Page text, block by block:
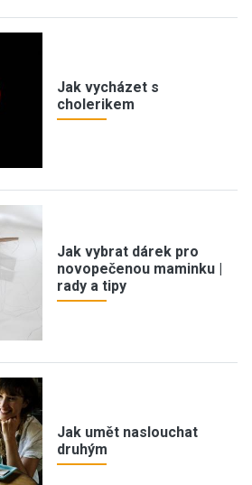
Jak vycházet s
cholerikem
Jak vybrat dárek pro
novopečenou maminku |
rady a tipy
Jak umět naslouchat
druhým